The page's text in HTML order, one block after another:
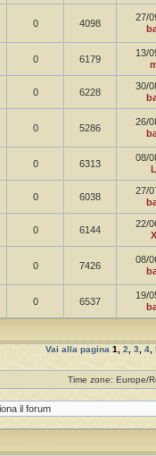
0 4098
27/
0 6179
13/
0 6228
30/
0 5286
26/
0 6313
08/
0 6038
27/
0 6144
22/
0 7426
08/
0 6537
19/
Vai alla pagina 1, 2, 3, 4,
Time zone: Europe/